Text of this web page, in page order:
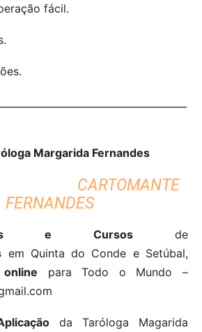
fácil.
Margarida Fernandes
CARTOMANTE
e Cursosde
em Quinta do Conde e Setúbal,
para Todo o Mundo –
da Taróloga Magarida